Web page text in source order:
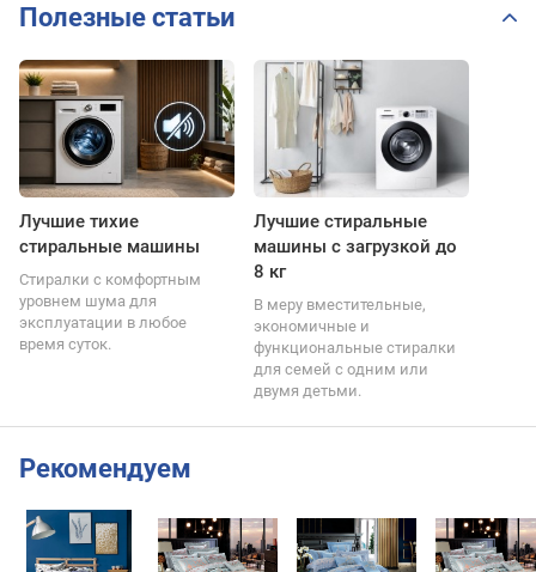
Полезные статьи
Лучшие тихие
стиральные машины
Стиралки с комфортным
уровнем шума для
эксплуатации в любое
время суток.
Лучшие стиральные
машины с загрузкой до
8 кг
В меру вместительные,
экономичные и
функциональные стиралки
для семей с одним или
двумя детьми.
Рекомендуем